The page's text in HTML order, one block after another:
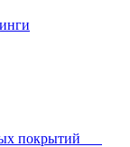
покрытий